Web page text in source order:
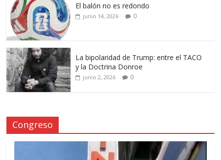
El balón no es redondo
junio 14, 2026 0
La bipolaridad de Trump: entre el TACO
y la Doctrina Donroe
junio 2, 2026 0
Congreso